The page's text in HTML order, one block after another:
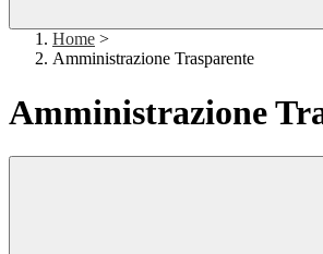
Home >
Amministrazione Trasparente
Amministrazione